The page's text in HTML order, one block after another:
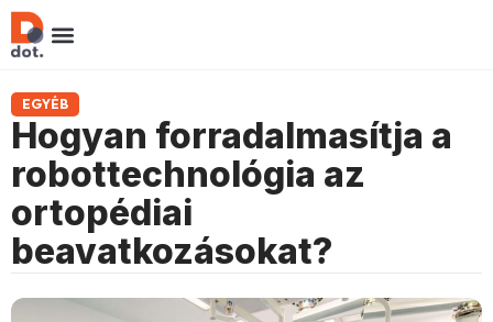
EGYÉB
Hogyan forradalmasítja a
robottechnológia az
ortopédiai
beavatkozásokat?